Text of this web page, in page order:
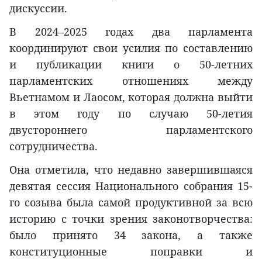
дискуссии.
В 2024–2025 годах два парламента
координируют свои усилия по составлению
и публикации книги о 50-летних
парламентских отношениях между
Вьетнамом и Лаосом, которая должна выйти
в этом году по случаю 50-летия
двустороннего парламентского
сотрудничества.
Она отметила, что недавно завершившаяся
девятая сессия Национального собрания 15-
го созыва была самой продуктивной за всю
историю с точки зрения законотворчества:
было принято 34 закона, а также
конституционные поправки и